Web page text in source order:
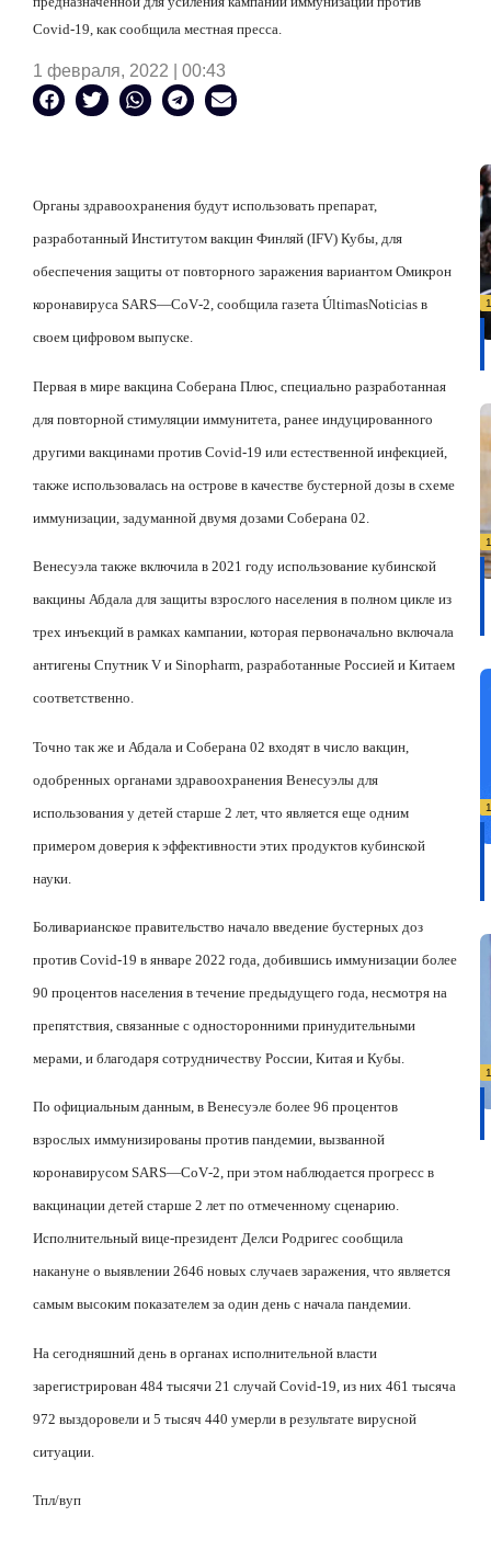
Covid-19, как сообщила местная пресса.
1 февраля, 2022 | 00:43
Органы здравоохранения будут использовать препарат,
разработанный Институтом вакцин Финляй (IFV) Кубы, для
обеспечения защиты от повторного заражения вариантом Омикрон
коронавируса SARS—CoV-2, сообщила газета ÚltimasNoticias в
своем цифровом выпуске.
Первая в мире вакцина Соберана Плюс, специально разработанная
для повторной стимуляции иммунитета, ранее индуцированного
другими вакцинами против Covid-19 или естественной инфекцией,
также использовалась на острове в качестве бустерной дозы в схеме
иммунизации, задуманной двумя дозами Соберана 02.
Венесуэла также включила в 2021 году использование кубинской
вакцины Абдала для защиты взрослого населения в полном цикле из
трех инъекций в рамках кампании, которая первоначально включала
антигены СпутникV и Sinopharm, разработанные Россией и Китаем
соответственно.
Точно так же и Абдала и Соберана 02 входят в число вакцин,
одобренных органами здравоохранения Венесуэлы для
использования у детей старше 2 лет, что является еще одним
примером доверия к эффективности этих продуктов кубинской
науки.
Боливарианское правительство начало введение бустерных доз
против Covid-19 в январе 2022 года, добившись иммунизации более
90 процентов населения в течение предыдущего года, несмотря на
препятствия, связанные с односторонними принудительными
мерами, и благодаря сотрудничеству России, Китая и Кубы.
По официальным данным, в Венесуэле более 96 процентов
взрослых иммунизированы против пандемии, вызванной
коронавирусом SARS—CoV-2, при этом наблюдается прогресс в
вакцинации детей старше 2 лет по отмеченному сценарию.
Исполнительный вице-президент Делси Родригес сообщила
накануне о выявлении 2646 новых случаев заражения, что является
самым высоким показателем за один день с начала пандемии.
На сегодняшний день в органах исполнительной власти
зарегистрирован 484 тысячи 21 случай Covid-19, из них 461 тысяча
972 выздоровели и 5 тысяч 440 умерли в результате вирусной
ситуации.
Тпл/вуп